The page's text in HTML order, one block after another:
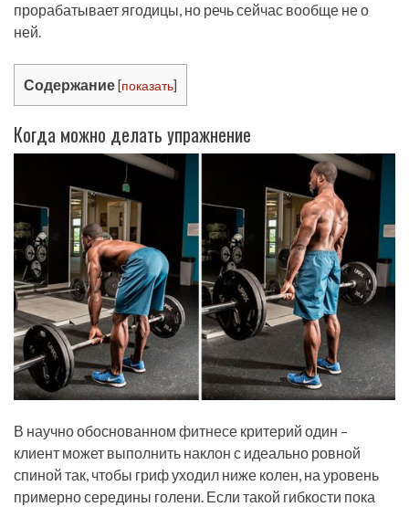
прорабатывает ягодицы, но речь сейчас вообще не о
ней.
Содержание [показать]
Когда можно делать упражнение
В научно обоснованном фитнесе критерий один –
клиент может выполнить наклон с идеально ровной
спиной так, чтобы гриф уходил ниже колен, на уровень
примерно середины голени. Если такой гибкости пока